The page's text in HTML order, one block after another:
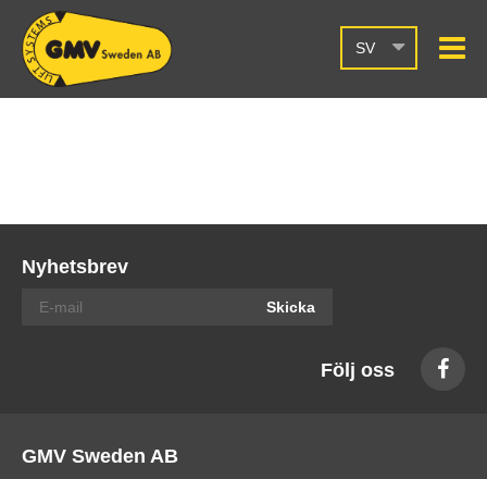
SV
Nyhetsbrev
Skicka
Följ oss
GMV Sweden AB